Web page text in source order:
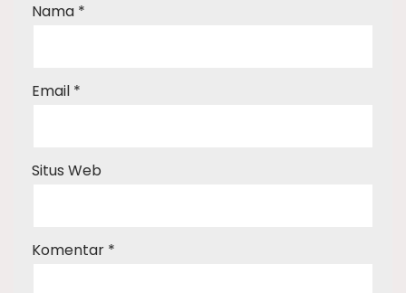
Nama *
Email *
Situs Web
Komentar *